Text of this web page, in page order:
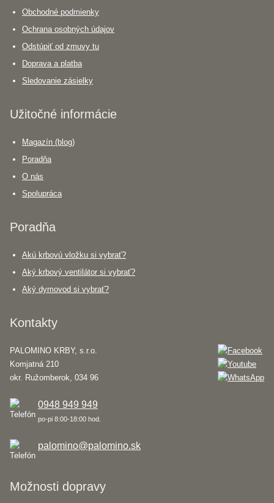
Obchodné podmienky
Ochrana osobných údajov
Odstúpiť od zmuvy tu
Doprava a platba
Sledovanie zásielky
Užitočné informácie
Magazín (blog)
Poradňa
O nás
Spolupráca
Poradňa
Akú krbovú vložku si vybrať?
Aký krbový ventilátor si vybrať?
Aký dymovod si vybrať?
Kontakty
PALOMINO KRBY, s.r.o.
Komjatná 210
okr. Ružomberok, 034 96
0948 949 949
po-pi 8:00-18:00 hod.
palomino@palomino.sk
Možnosti dopravy